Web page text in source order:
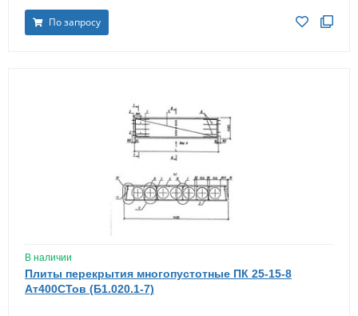
По запросу
В наличии
Плиты перекрытия многопустотные ПК 25-15-8
Ат400СТов (Б1.020.1-7)